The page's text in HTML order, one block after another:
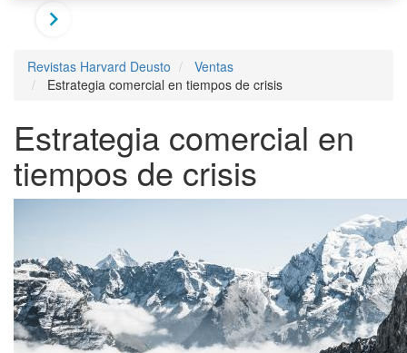
Revistas Harvard Deusto
Ventas
Estrategia comercial en tiempos de crisis
Estrategia comercial en
tiempos de crisis